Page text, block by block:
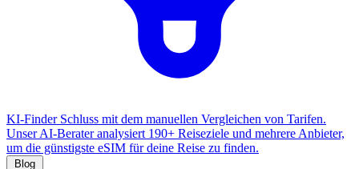
KI-Finder Schluss mit dem manuellen Vergleichen von Tarifen.
Unser AI-Berater analysiert 190+ Reiseziele und mehrere Anbieter,
um die günstigste eSIM für deine Reise zu finden.
Blog